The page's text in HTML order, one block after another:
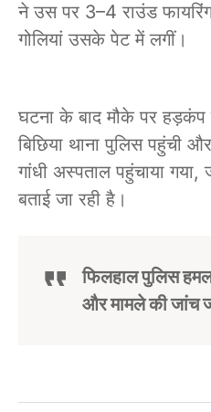
ने उस पर 3–4 राउंड
गोलियां उसके पेट में लगीं।
घटना के बाद मौके पर हड़कंप
बिछिया थाना पुलिस पहुंची
गांधी अस्पताल पहुंचाया
बताई जा रही है।
फिलहाल पुलिस
और मामले की जांच